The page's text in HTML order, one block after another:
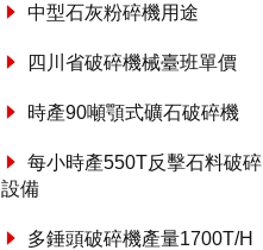
中型石灰粉碎機用途
四川省破碎機械臺班單價
時產90噸顎式礦石破碎機
每小時產550T反擊石料破碎
設備
多錘頭破碎機產量1700T/H